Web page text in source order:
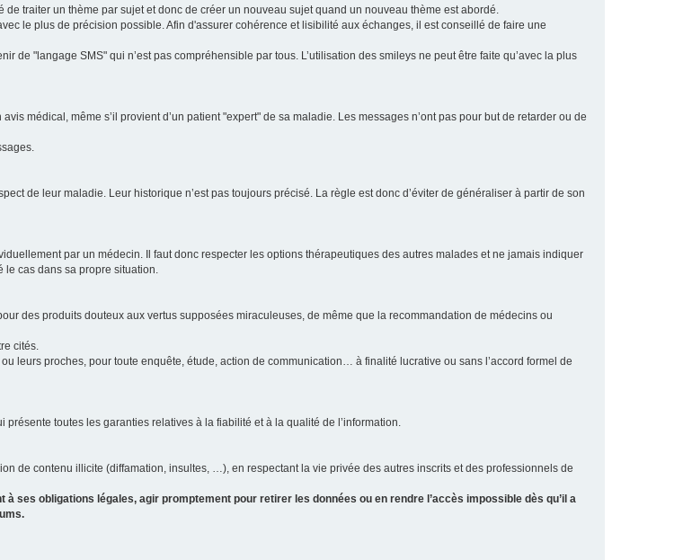
traiter un thème par sujet et donc de créer un nouveau sujet quand un nouveau thème est abordé.
le plus de précision possible. Afin d'assurer cohérence et lisibilité aux échanges, il est conseillé de faire une
de "langage SMS" qui n’est pas compréhensible par tous. L’utilisation des smileys ne peut être faite qu’avec la plus
médical, même s’il provient d’un patient "expert" de sa maladie. Les messages n’ont pas pour but de retarder ou de
de leur maladie. Leur historique n’est pas toujours précisé. La règle est donc d’éviter de généraliser à partir de son
par un médecin. Il faut donc respecter les options thérapeutiques des autres malades et ne jamais indiquer
le cas dans sa propre situation.
des produits douteux aux vertus supposées miraculeuses, de même que la recommandation de médecins ou
cités.
leurs proches, pour toute enquête, étude, action de communication… à finalité lucrative ou sans l’accord formel de
toutes les garanties relatives à la fiabilité et à la qualité de l’information.
de contenu illicite (diffamation, insultes, …), en respectant la vie privée des autres inscrits et des professionnels de
ses obligations légales, agir promptement pour retirer les données ou en rendre l’accès impossible dès qu’il a